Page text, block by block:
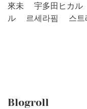
來未
宇多田ヒカル
ル
르세라핌 스
Blogroll